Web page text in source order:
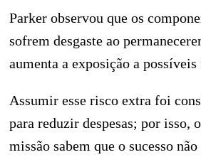
Parker observou que os
sofrem desgaste ao
aumenta a exposição a possíveis
Assumir esse risco extra foi
para reduzir despesas; por isso,
missão sabem que o sucesso